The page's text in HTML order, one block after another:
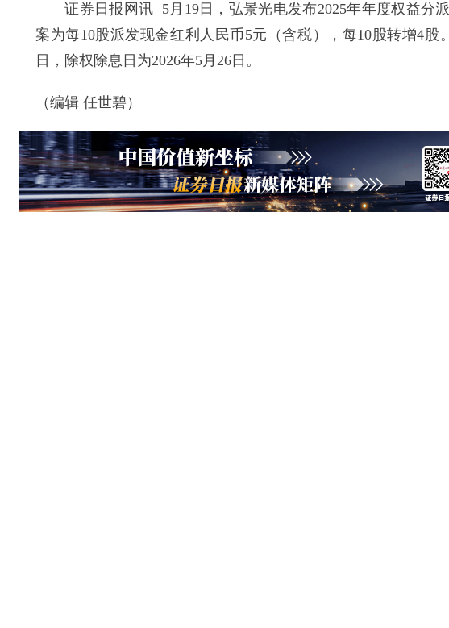
证券日报网讯 5月19日，弘景光电发布2025年年度权益分
案为每10股派发现金红利人民币5元（含税），每10股转增4股
日，除权除息日为2026年5月26日。
（编辑 任世碧）